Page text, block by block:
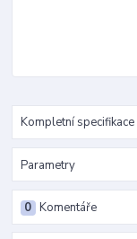
Kompletní specifikace
Parametry
Komentáře
0